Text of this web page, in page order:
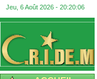
Jeu, 6 Août 2026 - 20:20:07